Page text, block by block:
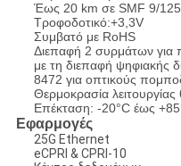
Έως 20 km σε SMF 9/
Τροφοδοτικό:+3,3V
Συμβατό με RoHS
Διεπαφή 2 συρμάτων για
με τη διεπαφή ψηφιακής
8472 για οπτικούς
Θερμοκρασία
Επέκταση: -20°C έως
Εφαρμογές
25G Ethernet
eCPRI & CPRI-10